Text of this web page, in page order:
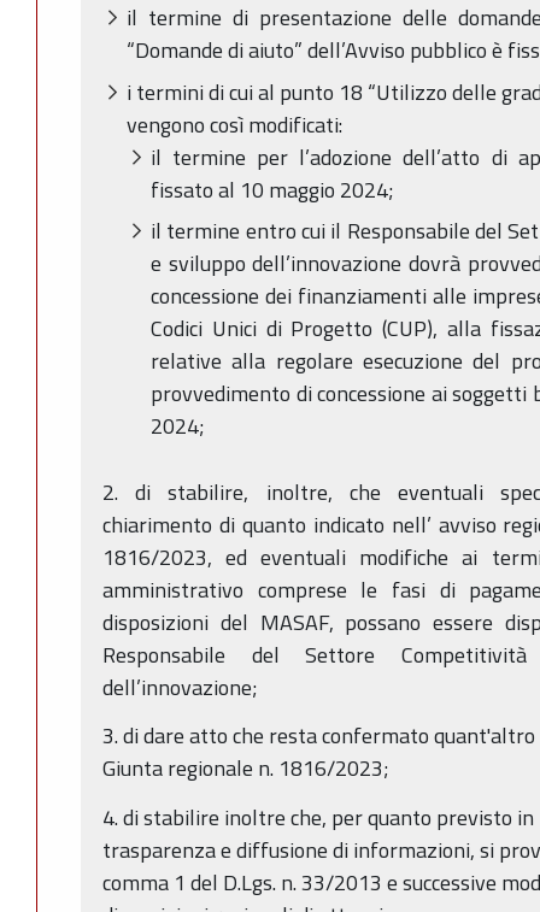
il termine di presentazione delle
“Domande di aiuto” dell’Avviso pubblico è
i termini di cui al punto 18 “Utilizzo delle
vengono così modificati:
il termine per l’adozione dell’atto di
fissato al 10 maggio 2024;
il termine entro cui il Responsabile del
e sviluppo dell’innovazione dovrà
concessione dei finanziamenti alle
Codici Unici di Progetto (CUP), alla
relative alla regolare esecuzione del
provvedimento di concessione ai
2024;
2. di stabilire, inoltre, che eventuali
chiarimento di quanto indicato nell’ avviso
1816/2023, ed eventuali modifiche ai
amministrativo comprese le fasi di
disposizioni del MASAF, possano essere
Responsabile del Settore
dell’innovazione;
3. di dare atto che resta confermato
Giunta regionale n. 1816/2023;
4. di stabilire inoltre che, per quanto previsto
trasparenza e diffusione di informazioni, si
comma 1 del D.Lgs. n. 33/2013 e successive